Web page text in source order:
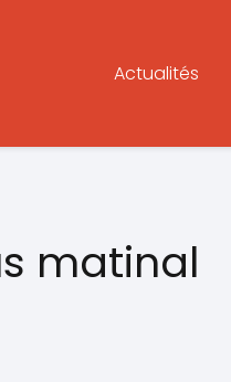
Actualités
matinal